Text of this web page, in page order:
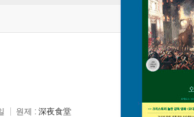
원제 : 深夜食堂